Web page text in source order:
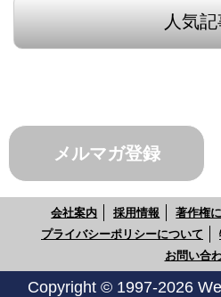
人気
メルマガ登録
会社案内 採用情報 著作権
プライバシーポリシーについて
お問い合
Copyright © 1997-2026